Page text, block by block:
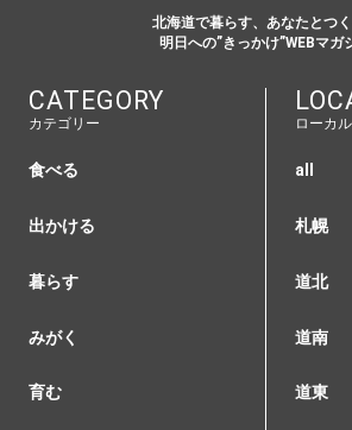
北海道で暮らす、あなたとつく
明日への”きっかけ”WEBマガ
CATEGORY
カテゴリー
食べる
出かける
暮らす
みがく
育む
ローカ
all
札幌
道北
道南
道東